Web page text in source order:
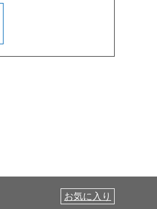
お気に入り